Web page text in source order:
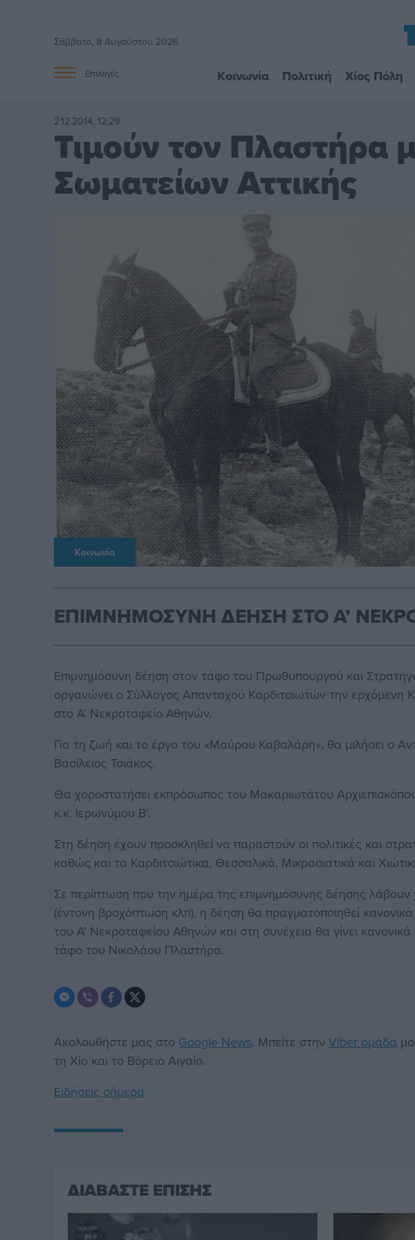
Σάββατο, 8 Αυγούστου 2026
Επιλογές Κοινωνία Πολιτική Χίος Πόλη
2.12.2014, 12:29
Τιμούν τον Πλαστήρα
Σωματείων Αττικής
Κοινωνία
ΕΠΙΜΝΗΜΟΣΥΝΗ ΔΕΗΣΗ ΣΤΟ Α’
Επιμνημόσυνη δέηση στον τάφο του Πρωθυπουργού και
οργανώνει ο Σύλλογος Απανταχού Καρδιτσιωτών την ερχόμενη
στο Α’ Νεκροταφείο Αθηνών.
Για τη ζωή και το έργο του «Μαύρου Καβαλάρη», θα μιλήσει ο
Βασίλειος Τσιάκος.
Θα χοροστατήσει εκπρόσωπος του Μακαριωτάτου
κ.κ. Ιερωνύμου Β’.
Στη δέηση έχουν προσκληθεί να παραστούν οι πολιτικές και
καθώς και τα Καρδιτσιώτικα, Θεσσαλικά, Μικρασιατικά και
Σε περίπτωση που την ημέρα της επιμνημόσυνης δέησης
(έντονη βροχόπτωση κλπ), η δέηση θα πραγματοποιηθεί
του Α’ Νεκροταφείου Αθηνών και στη συνέχεια θα γίνει
τάφο του Νικολάου Πλαστήρα.
Ακολουθήστε μας στο Google News. Μπείτε στηνViber ομάδα
τη Χίο και το Βόρειο Αιγαίο.
Ειδήσεις σήμερα
ΔΙΑΒΑΣΤΕ ΕΠΙΣΗΣ